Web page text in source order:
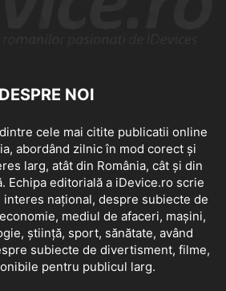
DESPRE NOI
cele mai citite publicatii online
abordând zilnic în mod corect și
larg, atât din România, cât și din
Echipa editorială a iDevice.ro scrie
național, despre subiecte de
mediul de afaceri, mașini,
știință, sport, sănătate, având
subiecte de divertisment, filme,
pentru publicul larg.